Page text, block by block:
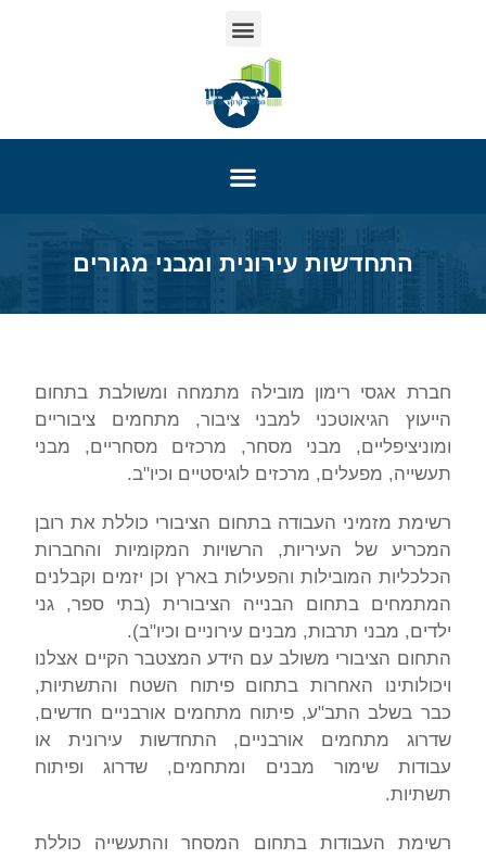
התחדשות עירונית ומבני מגורים
חברת אגסי רימון מובילה מתמחה ומשולבת בתחום
הייעוץ הגיאוטכני למבני ציבור, מתחמים ציבוריים
ומוניציפליים, מבני מסחר, מרכזים מסחריים, מבני
תעשייה, מפעלים, מרכזים לוגיסטיים וכיו"ב.
רשימת מזמיני העבודה בתחום הציבורי כוללת את רובן
המכריע של העיריות, הרשויות המקומיות והחברות
הכלכליות המובילות והפעילות בארץ וכן יזמים וקבלנים
המתמחים בתחום הבנייה הציבורית (בתי ספר, גני
ילדים, מבני תרבות, מבנים עירוניים וכיו"ב).
התחום הציבורי משולב עם הידע המצטבר הקיים אצלנו
ויכולותינו האחרות בתחום פיתוח השטח והתשתיות,
כבר בשלב התב"ע, פיתוח מתחמים אורבניים חדשים,
שדרוג מתחמים אורבניים, התחדשות עירונית או
עבודות שימור מבנים ומתחמים, שדרוג ופיתוח
תשתיות.
רשימת העבודות בתחום המסחר והתעשייה כוללת